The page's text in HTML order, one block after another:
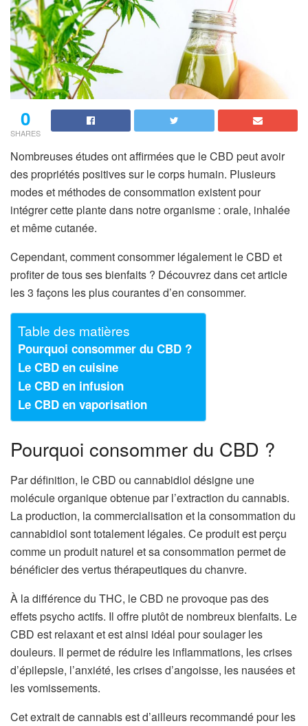
0
SHARES
Nombreuses études ont affirmées que le CBD peut avoir
des propriétés positives sur le corps humain. Plusieurs
modes et méthodes de consommation existent pour
intégrer cette plante dans notre organisme : orale, inhalée
et même cutanée.
Cependant, comment consommer légalement le CBD et
profiter de tous ses bienfaits ? Découvrez dans cet article
les 3 façons les plus courantes d’en consommer.
Table des matières
Pourquoi consommer du CBD ?
Le CBD en cuisine
Le CBD en infusion
Le CBD en vaporisation
Pourquoi consommer du CBD ?
Par définition, le CBD ou cannabidiol désigne une
molécule organique obtenue par l’extraction du cannabis.
La production, la commercialisation et la consommation du
cannabidiol sont totalement légales. Ce produit est perçu
comme un produit naturel et sa consommation permet de
bénéficier des vertus thérapeutiques du chanvre.
À la différence du THC, le CBD ne provoque pas des
effets psycho actifs. Il offre plutôt de nombreux bienfaits. Le
CBD est relaxant et est ainsi idéal pour soulager les
douleurs. Il permet de réduire les inflammations, les crises
d’épilepsie, l’anxiété, les crises d’angoisse, les nausées et
les vomissements.
Cet extrait de cannabis est d’ailleurs recommandé pour les